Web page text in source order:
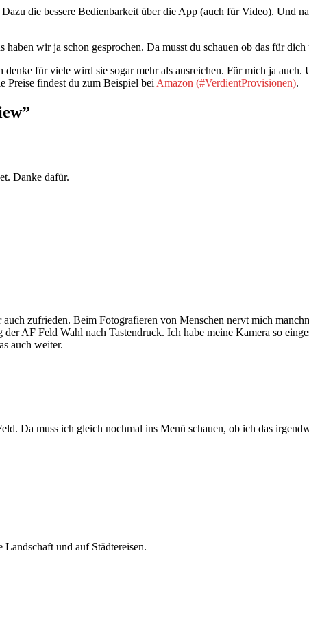
die bessere Bedienbarkeit über die App (auch für Video). Und
wir ja schon gesprochen. Da musst du schauen ob das für
für viele wird sie sogar mehr als ausreichen. Für mich ja auch.
Preise findest du zum Beispiel bei Amazon .
Danke dafür.
zufrieden. Beim Fotografieren von Menschen nervt mich
AF Feld Wahl nach Tastendruck. Ich habe meine Kamera so
auch weiter.
Da muss ich gleich nochmal ins Menü schauen, ob ich das
und auf Städtereisen.